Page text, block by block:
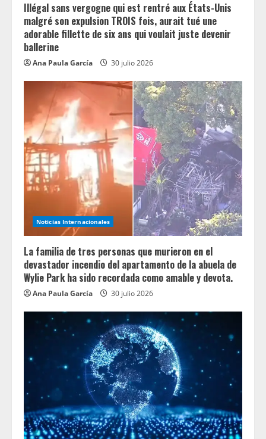
Illégal sans vergogne qui est rentré aux États-Unis
malgré son expulsion TROIS fois, aurait tué une
adorable fillette de six ans qui voulait juste devenir
ballerine
Ana Paula García 30 julio 2026
Noticias Internacionales
La familia de tres personas que murieron en el
devastador incendio del apartamento de la abuela de
Wylie Park ha sido recordada como amable y devota.
Ana Paula García 30 julio 2026